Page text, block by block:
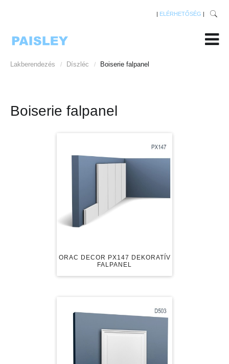
| ELÉRHETŐSÉG |
Lakberendezés / Díszléc / Boiserie falpanel
Boiserie falpanel
ORAC DECOR PX147 DEKORATÍV
FALPANEL